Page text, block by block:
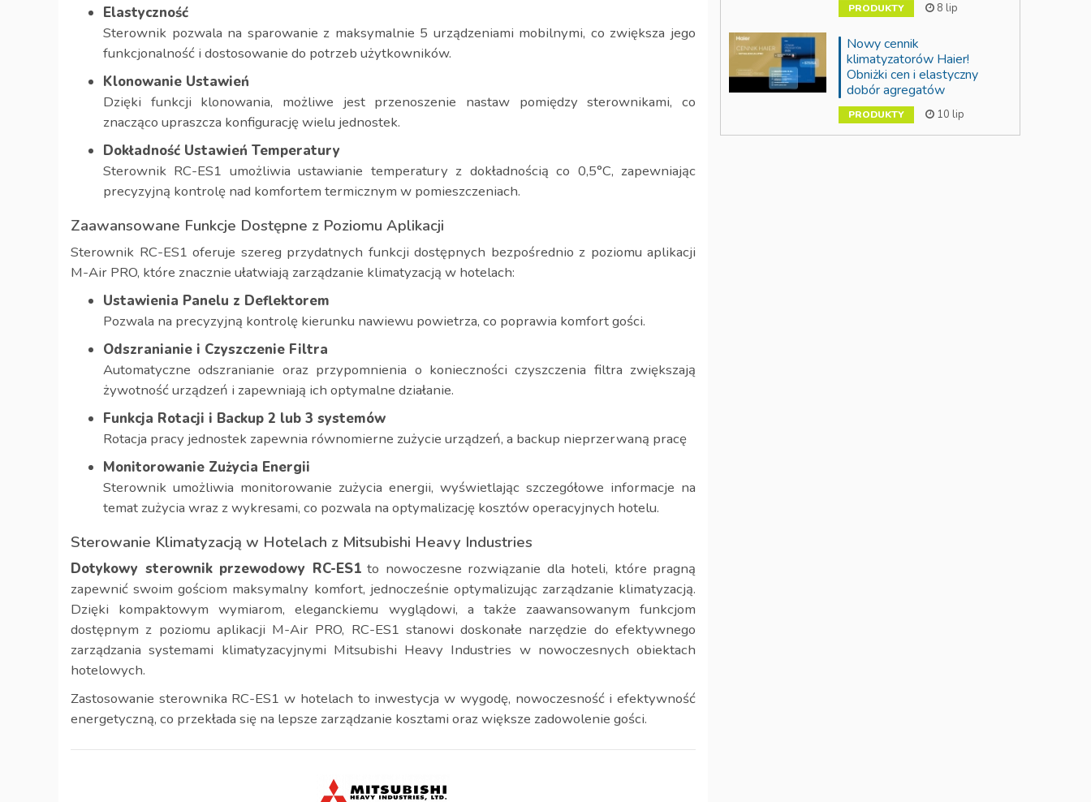
Elastyczność
Sterownik pozwala na sparowanie z maksymalnie 5 urządzeniami mobilnymi, co zwiększa jego
funkcjonalność i dostosowanie do potrzeb użytkowników.
Klonowanie Ustawień
Dzięki funkcji klonowania, możliwe jest przenoszenie nastaw pomiędzy sterownikami, co
znacząco upraszcza konfigurację wielu jednostek.
Dokładność Ustawień Temperatury
Sterownik RC-ES1 umożliwia ustawianie temperatury z dokładnością co 0,5°C, zapewniając
precyzyjną kontrolę nad komfortem termicznym w pomieszczeniach.
Zaawansowane Funkcje Dostępne z Poziomu Aplikacji
Sterownik RC-ES1 oferuje szereg przydatnych funkcji dostępnych bezpośrednio z poziomu aplikacji
M-Air PRO, które znacznie ułatwiają zarządzanie klimatyzacją w hotelach:
Ustawienia Panelu z Deflektorem
Pozwala na precyzyjną kontrolę kierunku nawiewu powietrza, co poprawia komfort gości.
Odszranianie i Czyszczenie Filtra
Automatyczne odszranianie oraz przypomnienia o konieczności czyszczenia filtra zwiększają
żywotność urządzeń i zapewniają ich optymalne działanie.
Funkcja Rotacji i Backup 2 lub 3 systemów
Rotacja pracy jednostek zapewnia równomierne zużycie urządzeń, a backup nieprzerwaną pracę
Monitorowanie Zużycia Energii
Sterownik umożliwia monitorowanie zużycia energii, wyświetlając szczegółowe informacje na
temat zużycia wraz z wykresami, co pozwala na optymalizację kosztów operacyjnych hotelu.
Sterowanie Klimatyzacją w Hotelach z Mitsubishi Heavy Industries
Dotykowy sterownik przewodowy RC-ES1to nowoczesne rozwiązanie dla hoteli, które pragną
zapewnić swoim gościom maksymalny komfort, jednocześnie optymalizując zarządzanie klimatyzacją.
Dzięki kompaktowym wymiarom, eleganckiemu wyglądowi, a także zaawansowanym funkcjom
dostępnym z poziomu aplikacji M-Air PRO, RC-ES1 stanowi doskonałe narzędzie do efektywnego
zarządzania systemami klimatyzacyjnymi Mitsubishi Heavy Industries w nowoczesnych obiektach
hotelowych.
Zastosowanie sterownika RC-ES1 w hotelach to inwestycja w wygodę, nowoczesność i efektywność
energetyczną, co przekłada się na lepsze zarządzanie kosztami oraz większe zadowolenie gości.
PRODUKTY 8 lip
Nowy cennik
klimatyzatorów Haier!
Obniżki cen i elastyczny
dobór agregatów
PRODUKTY 10 lip